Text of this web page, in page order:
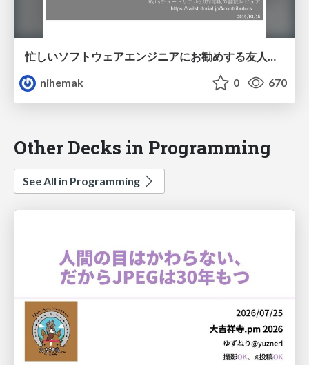
忙しいソフトウェアエンジニアにお勧めする友人の作り方 / create friend
nihemak
0 670
Other Decks in Programming
See All in Programming